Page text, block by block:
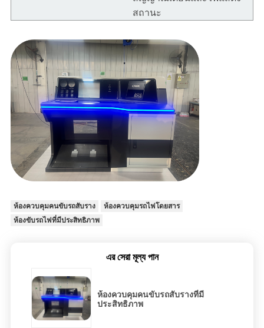
สถานะ
ห้องควบคุมคนขับรถสับราง
ห้องควบคุมรถไฟโดยสาร
ห้องขับรถไฟที่มีประสิทธิภาพ
এর সেরা মূল্য পান
ห้องควบคุมคนขับรถสับรางที่มี
ประสิทธิภาพ